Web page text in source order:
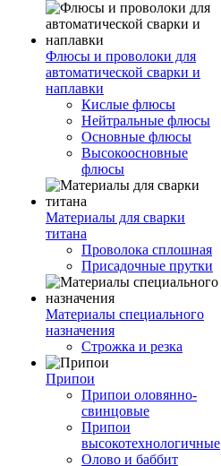
Флюсы и проволоки для
автоматической сварки и
наплавки
Кислые флюсы
Нейтральные флюсы
Основные флюсы
Высокоосновные
флюсы
Материалы для сварки
титана
Проволока сплошная
Присадочные прутки
Материалы специального
назначения
Строжка и резка
Припои
Припои оловянно-
свинцовые
Припои
высокотехнологичные
Олово и баббит